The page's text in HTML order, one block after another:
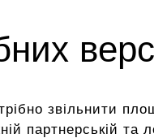
звільнити
партнерській та